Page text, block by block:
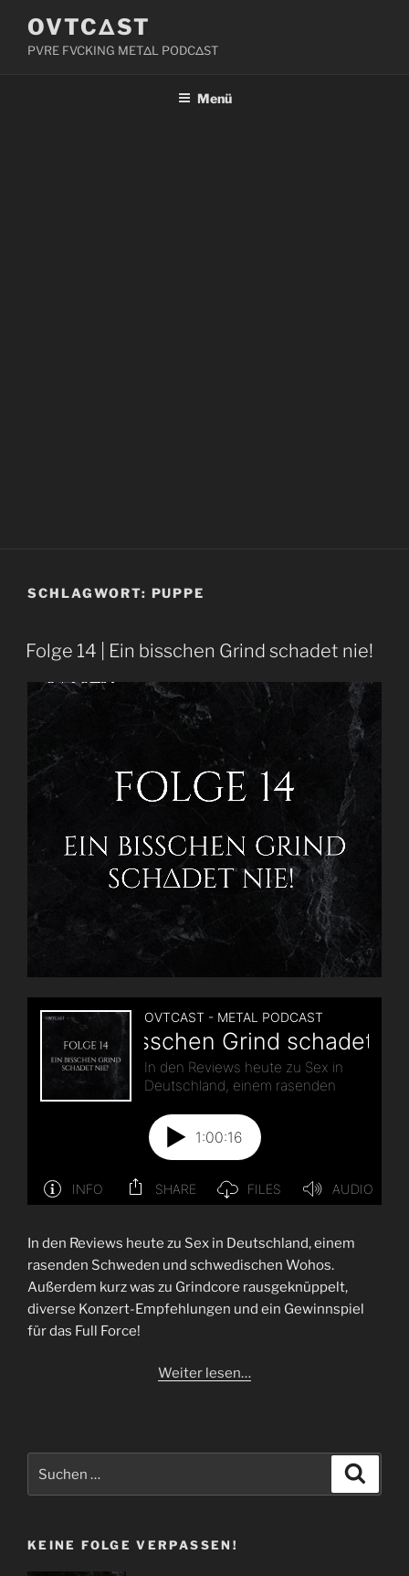
Inhalt
springen
OVTCΔST
PVRE FVCKING METΔL PODCΔST
Menü
SCHLAGWORT: PUPPE
Folge 14 | Ein bisschen Grind schadet nie!
In den Reviews heute zu Sex in Deutschland, einem
rasenden Schweden und schwedischen Wohos.
Außerdem kurz was zu Grindcore rausgeknüppelt,
diverse Konzert-Empfehlungen und ein Gewinnspiel
für das Full Force!
Weiter lesen…
KEINE FOLGE VERPASSEN!